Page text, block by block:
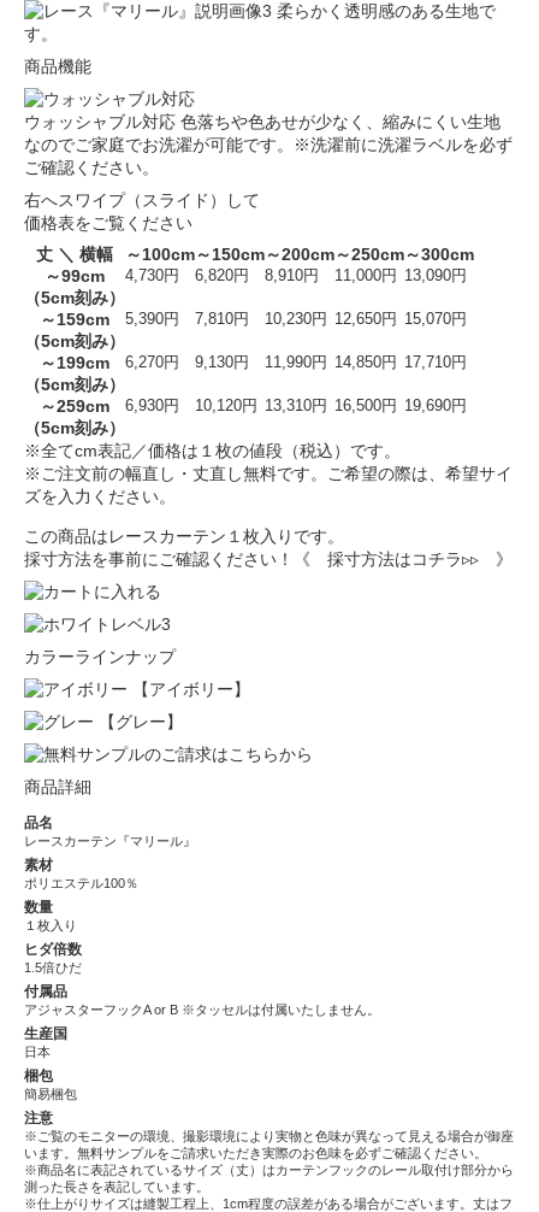
柔らかく透明感のある生地で
す。
商品機能
ウォッシャブル対応 色落ちや色あせが少なく、縮みにくい生地
なのでご家庭でお洗濯が可能です。※洗濯前に洗濯ラベルを必ず
ご確認ください。
右へスワイプ（スライド）して
価格表をご覧ください
丈 ＼ 横幅
～100cm～150cm～200cm～250cm～300cm
～99cm
（5cm刻み）
4,730円 6,820円 8,910円 11,000円 13,090円
～159cm
（5cm刻み）
5,390円 7,810円 10,230円 12,650円 15,070円
～199cm
（5cm刻み）
6,270円 9,130円 11,990円 14,850円 17,710円
～259cm
（5cm刻み）
6,930円 10,120円 13,310円 16,500円 19,690円
※全てcm表記／価格は１枚の値段（税込）です。
※ご注文前の幅直し・丈直し無料です。ご希望の際は、希望サイ
ズを入力ください。
この商品はレースカーテン１枚入りです。
採寸方法を事前にご確認ください！
《 採寸方法はコチラ▹▹ 》
カラーラインナップ
【アイボリー】
【グレー】
商品詳細
品名
レースカーテン『マリール』
素材
ポリエステル100％
数量
１枚入り
ヒダ倍数
1.5倍ひだ
付属品
アジャスターフックA or B ※タッセルは付属いたしません。
生産国
日本
梱包
簡易梱包
注意
※ご覧のモニターの環境、撮影環境により実物と色味が異なって見える場合が御座
います。無料サンプルをご請求いただき実際のお色味を必ずご確認ください。
※商品名に表記されているサイズ（丈）はカーテンフックのレール取付け部分から
測った長さを表記しています。
※仕上がりサイズは縫製工程上、1cm程度の誤差がある場合がございます。丈はフ